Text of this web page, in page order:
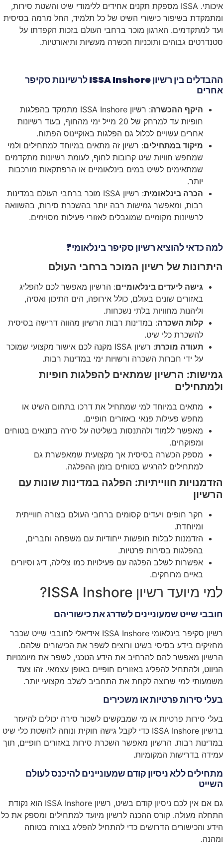
איכותי. ISSA מספקת תקנים אחידים ללימודי שיט והשטת סירות,
ומתמקדת בשיפור כישורי השיט של כל תלמיד, החל מרמה בסיסית
ועד למתקדמים. הארגון מוכר ברחבי העולם בזכות הקפדתו על
סטנדרטים גבוהים ותוכניות הכשרה מעשיות ותיאורטיות.
ההבדלים בין רשיון ISSA Inshore לרשיונות סקיפר
אחרים
היקף ההכשרה
: רשיון ISSA Inshore מתמקד בהפלגות
חופיות עד למרחק של 20 מייל ימי מהחוף, בעוד רשיונות
אחרים עשויים לכלול גם הפלגות באוקיינוס הפתוח.
מיקוד במתחילים: רשיון זה מתאים במיוחד למתחילים ולמי
שמחפש חוויות שיט קרובות לחוף, לעומת רשיונות מתקדמים
שמתאימים לשיט במים בינלאומיים או הרפתקאות מורכבות
יותר.
הכרה בינלאומית
: רשיון ISSA מוכר ברחבי העולם במדינות
רבות, ומאפשר גמישות רבה יותר בהשכרת סירות, בהשוואה
לרשיונות מקומיים שמוגבלים לאזורי פעילות מסוימים.
למה כדאי להוציא רשיון סקיפר בינלאומי?
היתרונות של רשיון המוכר ברחבי העולם
גישה ליעדים בינלאומיים: הרשיון מאפשר לכם להפליג
באזורים שונים בעולם, כולל אירופה, הים התיכון ואסיה,
וליהנות מחוויות בלתי נשכחות.
קלות השכרה: במדינות רבות הרשיון מהווה דרישה בסיסית
להשכרת כלי שיט.
תעודה מוכרת
: רשיון ISSA מקנה לכם אישור מקצועי שמוכר
על ידי חברות השכרה ורשויות ימי במדינות רבות.
גמישות: הרשיון שמתאים להפלגות חופיות
ולמתחילים
מתאים במיוחד למי שמתחיל את דרכו בתחום השיט או
מחפש פעילות פנאי באזורים חופיים.
מאפשר ללמוד ולהתנסות בשליטה על סירה בתנאים בטוחים
ומפוקחים.
מספק הכשרה בסיסית אך מקצועית שמאפשרת גם
למתחילים להרגיש בטוחים בזמן ההפלגה.
הזדמנויות חווייתיות: הפלגה במדינות שונות עם
הרשיון
חקר חופים ויעדים קסומים ברחבי העולם בצורה חווייתית
ומיוחדת.
הזדמנות לבלות חופשות ייחודיות עם משפחה וחברים,
בהפלגות בסירות פרטיות.
אפשרות לשלב הפלגה עם פעילויות כמו צלילה, דיג וסיורים
באיים מרוחקים.
למי מיועד רשיון ISSA Inshore?
חובבי שייט שמעוניינים לשדרג את כישוריהם
רשיון סקיפר בינלאומי ISSA Inshore אידיאלי לחובבי שייט שכבר
מחזיקים בידע בסיסי בשיט ורוצים לשפר את הכישורים שלהם.
הרשיון מאפשר להם להרחיב את הידע הטכני, לשפר את מיומנויות
הניווט, ולהתחיל להפליג באזורים חופיים באופן עצמאי. זהו צעד
משמעותי למי שרוצה לקחת את התחביב לשלב מקצועי יותר.
בעלי סירות פרטיות או משכירים
בעלי סירות פרטיות או מי שמבקשים לשכור סירה יכולים להיעזר
ברשיון ISSA Inshore כדי לקבל גישה חוקית ונוחה להשטת כלי שיט
במדינות רבות. הרשיון מאפשר השכרת סירות באזורים חופיים, תוך
עמידה בדרישות המקומיות.
מתחילים ללא ניסיון קודם שמעוניינים להיכנס לעולם
השייט
גם אם אין לכם ניסיון קודם בשיט, רשיון ISSA Inshore הוא נקודת
התחלה מעולה. קורס ההכנה לרשיון מיועד למתחילים ומספק את כל
הידע והכישורים הדרושים כדי להתחיל להפליג בצורה בטוחה
ומהנה.